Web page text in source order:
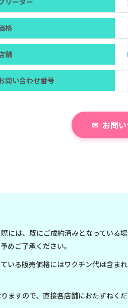
格
舗
問い合わせ番号
お問
は、既にご成約済みとなっている
めご了承ください。
る販売価格にはワクチン代は含ま
すので、直接各店舗におたずねくだ